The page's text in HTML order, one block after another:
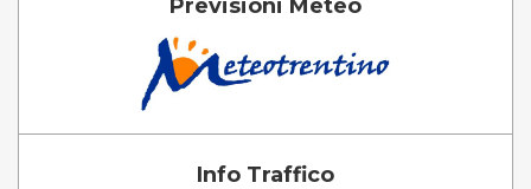
Previsioni Meteo
Info Traffico